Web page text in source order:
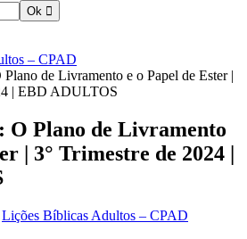
– CPAD
de Livramento e o Papel de Ester |
| EBD ADULTOS
O Plano de Livramento
| 3° Trimestre de 2024 |
Lições Bíblicas Adultos – CPAD